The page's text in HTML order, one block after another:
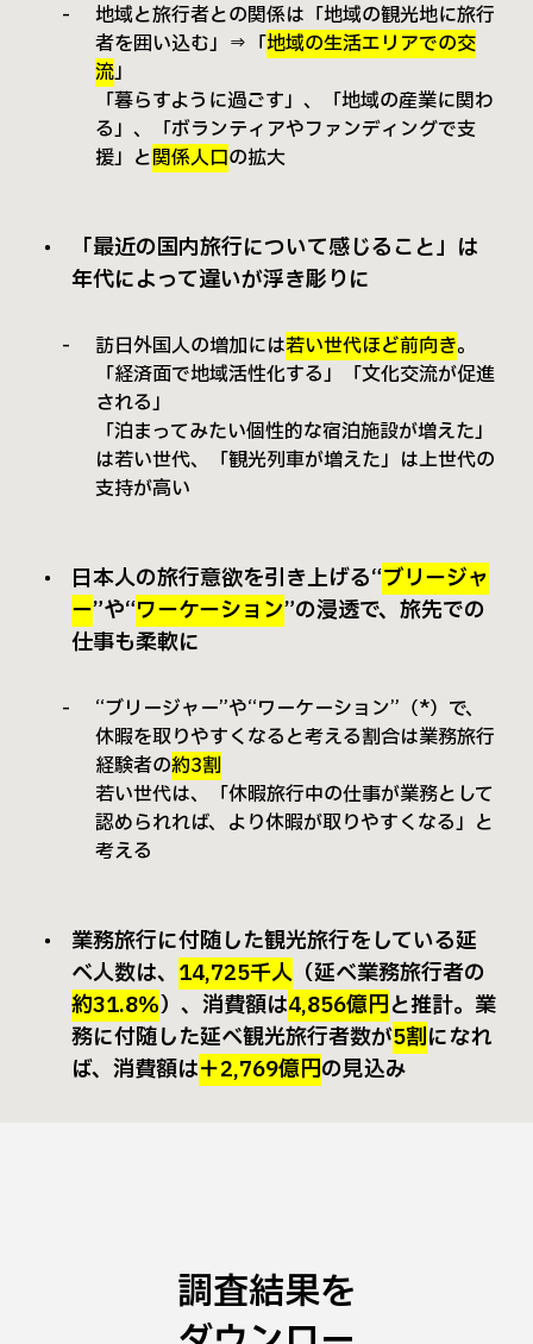
地域と旅行者との関係は「地域の観光地に旅行
者を囲い込む」⇒「地域の生活エリアでの交
流」
「暮らすように過ごす」、「地域の産業に関わ
る」、「ボランティアやファンディングで支
援」と関係人口の拡大
「最近の国内旅行について感じること」は
年代によって違いが浮き彫りに
訪日外国人の増加には若い世代ほど前向き。
「経済面で地域活性化する」「文化交流が促進
される」
「泊まってみたい個性的な宿泊施設が増えた」
は若い世代、「観光列車が増えた」は上世代の
支持が高い
日本人の旅行意欲を引き上げる“ブリージャ
ー”や“ワーケーション”の浸透で、旅先での
仕事も柔軟に
“ブリージャー”や“ワーケーション”（*）で、
休暇を取りやすくなると考える割合は業務旅行
経験者の約3割
若い世代は、「休暇旅行中の仕事が業務として
認められれば、より休暇が取りやすくなる」と
考える
業務旅行に付随した観光旅行をしている延
べ人数は、 14,725千人 （延べ業務旅行者の
約31.8％）、消費額は4,856億円と推計。業
務に付随した延べ観光旅行者数が5割になれ
ば、消費額は＋2,769億円の見込み
調査結果を